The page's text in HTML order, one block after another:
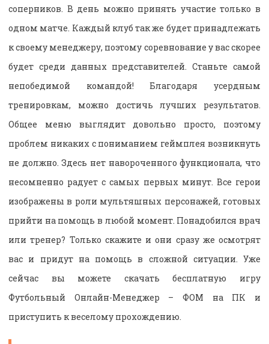
соперников. В день можно принять участие только в
одном матче. Каждый клуб так же будет принадлежать
к своему менеджеру, поэтому соревнование у вас скорее
будет среди данных представителей. Станьте самой
непобедимой командой! Благодаря усердным
тренировкам, можно достичь лучших результатов.
Общее меню выглядит довольно просто, поэтому
проблем никаких с пониманием геймплея возникнуть
не должно. Здесь нет навороченного функционала, что
несомненно радует с самых первых минут. Все герои
изображены в роли мультяшных персонажей, готовых
прийти на помощь в любой момент. Понадобился врач
или тренер? Только скажите и они сразу же осмотрят
вас и придут на помощь в сложной ситуации. Уже
сейчас вы можете скачать бесплатную игру
Футбольный Онлайн-Менеджер – ФОМ на ПК и
приступить к веселому прохождению.